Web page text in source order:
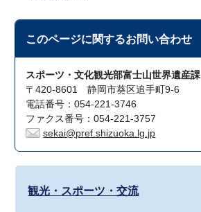
このページに関するお問い合わせ
スポーツ・文化観光部富士山世界遺産課
〒420-8601 静岡市葵区追手町9-6
電話番号：054-221-3746
ファクス番号：054-221-3757
sekai@pref.shizuoka.lg.jp
観光・スポーツ・交流